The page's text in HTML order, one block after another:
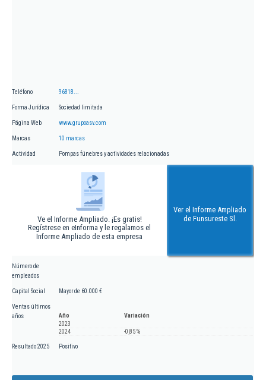
Teléfono 96818...
Forma Jurídica Sociedad limitada
Página Web www.grupoasv.com
Marcas 10 marcas
Actividad Pompas fúnebres y actividades relacionadas
Ve el Informe Ampliado. ¡Es gratis!
Regístrese en eInforma y le regalamos el
Informe Ampliado de esta empresa
Ver el Informe Ampliado
de Funsureste Sl.
Número de
empleados
Capital Social Mayor de 60.000 €
Ventas últimos
años
Año
Variación
2023
2024
-0,85 %
Resultado 2025 Positivo